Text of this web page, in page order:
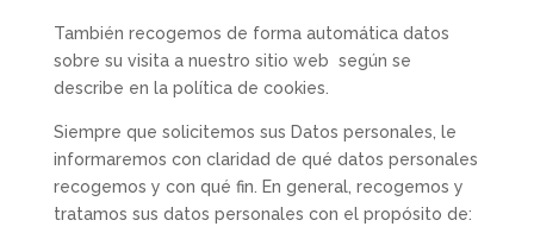
También recogemos de forma automática datos
sobre su visita a nuestro sitio web según se
describe en la política de cookies.
Siempre que solicitemos sus Datos personales, le
informaremos con claridad de qué datos personales
recogemos y con qué fin. En general, recogemos y
tratamos sus datos personales con el propósito de: